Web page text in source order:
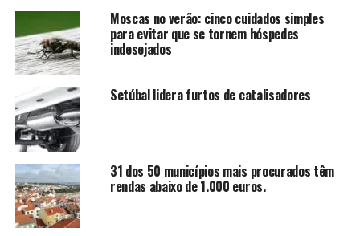
Moscas no verão: cinco cuidados simples
para evitar que se tornem hóspedes
indesejados
Setúbal lidera furtos de catalisadores
31 dos 50 municípios mais procurados têm
rendas abaixo de 1.000 euros.